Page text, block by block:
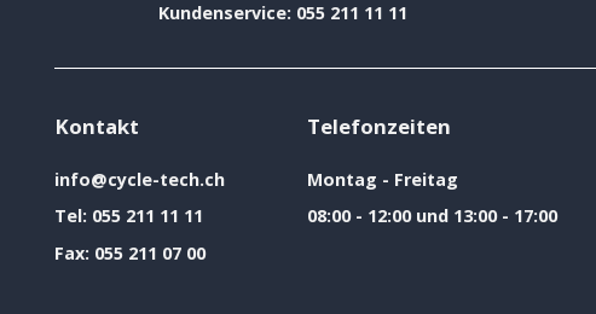
Kundenservice: 055 211 11 11
Kontakt
info@cycle-tech.ch
Tel: 055 211 11 11
Fax: 055 211 07 00
Telefonzeiten
Montag - Freitag
08:00 - 12:00 und 13:00 - 17:00